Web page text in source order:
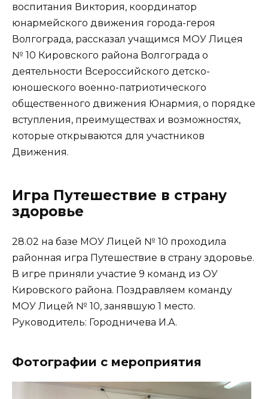
воспитания Виктория, координатор
юнармейского движения города-героя
Волгограда, рассказал учащимся МОУ Лицея
№ 10 Кировского района Волгограда о
деятельности Всероссийского детско-
юношеского военно-патриотического
общественного движения Юнармия, о порядке
вступления, преимуществах и возможностях,
которые открываются для участников
Движения.
Игра Путешествие в страну
здоровье
28.02 на базе МОУ Лицей № 10 проходила
районная игра Путешествие в страну здоровье.
В игре приняли участие 9 команд из ОУ
Кировского района. Поздравляем команду
МОУ Лицей № 10, занявшую 1 место.
Руководитель: Городничева И.А.
Фотографии с мероприятия